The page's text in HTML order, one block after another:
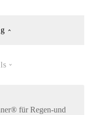
für Regen-und